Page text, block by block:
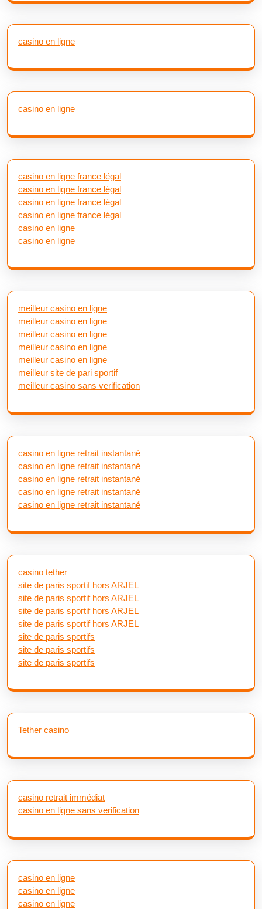
casino en ligne
casino en ligne
casino en ligne france légal
casino en ligne france légal
casino en ligne france légal
casino en ligne france légal
casino en ligne
casino en ligne
meilleur casino en ligne
meilleur casino en ligne
meilleur casino en ligne
meilleur casino en ligne
meilleur casino en ligne
meilleur site de pari sportif
meilleur casino sans verification
casino en ligne retrait instantané
casino en ligne retrait instantané
casino en ligne retrait instantané
casino en ligne retrait instantané
casino en ligne retrait instantané
casino tether
site de paris sportif hors ARJEL
site de paris sportif hors ARJEL
site de paris sportif hors ARJEL
site de paris sportif hors ARJEL
site de paris sportifs
site de paris sportifs
site de paris sportifs
Tether casino
casino retrait immédiat
casino en ligne sans verification
casino en ligne
casino en ligne
casino en ligne